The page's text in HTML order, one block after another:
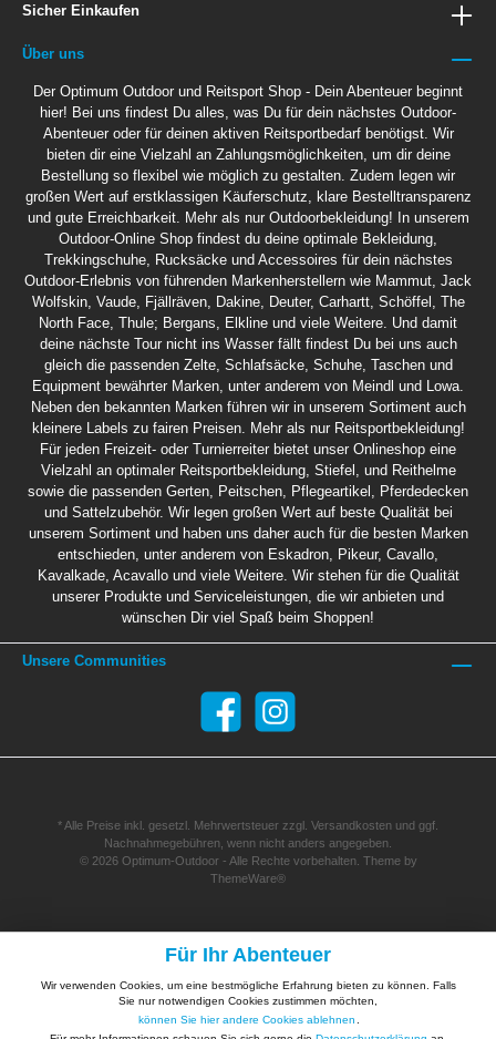
Sicher Einkaufen
Über uns
Der Optimum Outdoor und Reitsport Shop - Dein Abenteuer beginnt
hier! Bei uns findest Du alles, was Du für dein nächstes Outdoor-
Abenteuer oder für deinen aktiven Reitsportbedarf benötigst. Wir
bieten dir eine Vielzahl an Zahlungsmöglichkeiten, um dir deine
Bestellung so flexibel wie möglich zu gestalten. Zudem legen wir
großen Wert auf erstklassigen Käuferschutz, klare Bestelltransparenz
und gute Erreichbarkeit. Mehr als nur Outdoorbekleidung! In unserem
Outdoor-Online Shop findest du deine optimale Bekleidung,
Trekkingschuhe, Rucksäcke und Accessoires für dein nächstes
Outdoor-Erlebnis von führenden Markenherstellern wie Mammut, Jack
Wolfskin, Vaude, Fjällräven, Dakine, Deuter, Carhartt, Schöffel, The
North Face, Thule; Bergans, Elkline und viele Weitere. Und damit
deine nächste Tour nicht ins Wasser fällt findest Du bei uns auch
gleich die passenden Zelte, Schlafsäcke, Schuhe, Taschen und
Equipment bewährter Marken, unter anderem von Meindl und Lowa.
Neben den bekannten Marken führen wir in unserem Sortiment auch
kleinere Labels zu fairen Preisen. Mehr als nur Reitsportbekleidung!
Für jeden Freizeit- oder Turnierreiter bietet unser Onlineshop eine
Vielzahl an optimaler Reitsportbekleidung, Stiefel, und Reithelme
sowie die passenden Gerten, Peitschen, Pflegeartikel, Pferdedecken
und Sattelzubehör. Wir legen großen Wert auf beste Qualität bei
unserem Sortiment und haben uns daher auch für die besten Marken
entschieden, unter anderem von Eskadron, Pikeur, Cavallo,
Kavalkade, Acavallo und viele Weitere. Wir stehen für die Qualität
unserer Produkte und Serviceleistungen, die wir anbieten und
wünschen Dir viel Spaß beim Shoppen!
Unsere Communities
* Alle Preise inkl. gesetzl. Mehrwertsteuer zzgl. Versandkosten und ggf.
Nachnahmegebühren, wenn nicht anders angegeben.
© 2026 Optimum-Outdoor - Alle Rechte vorbehalten. Theme by
ThemeWare®
Für Ihr Abenteuer
Wir verwenden Cookies, um eine bestmögliche Erfahrung bieten zu können. Falls
Sie nur notwendigen Cookies zustimmen möchten,
können Sie hier andere Cookies ablehnen